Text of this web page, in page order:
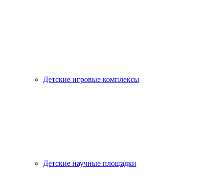
Детские игровые комплексы
Детские научные площадки